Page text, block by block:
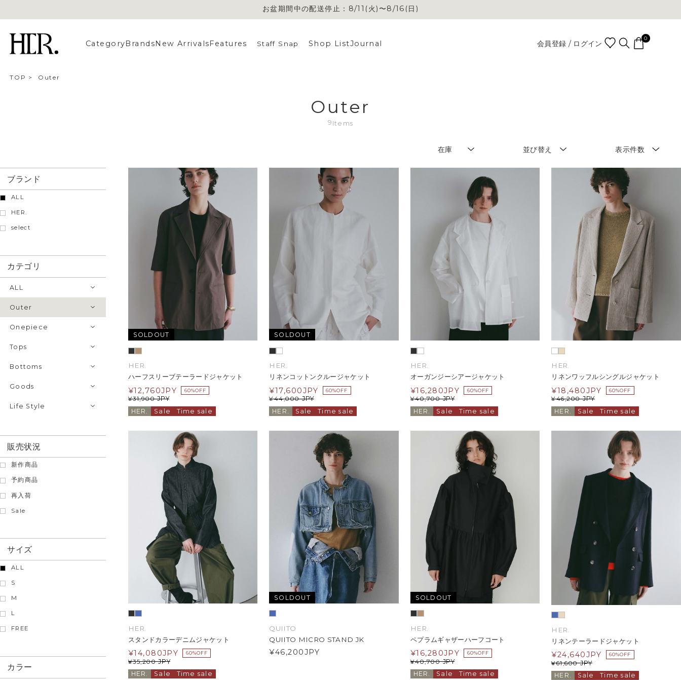
お盆期間中の配送停止：8/11(火)〜8/16(日)
お盆期間中の配送停止：8/11(火)〜8/16(日)
Category Brands New Arrivals Features Staff Snap Shop ListJournal 会員登録 / ログイン
0
TOP > Outer
Outer
9 Items
在庫 並び替え 表示件数
ブランド
ALL
HER.
select
カテゴリ
ALL
Outer
Onepiece
Tops
Bottoms
Goods
Life Style
販売状況
新作商品
予約商品
再入荷
Sale
サイズ
ALL
S
M
L
FREE
カラー
SOLDOUT
HER.
ハーフスリーブテーラードジャケット
¥31,900 JPY
¥12,760JPY 60%OFF
HER. Sale Time sale
SOLDOUT
HER.
リネンコットンクルージャケット
¥44,000 JPY
¥17,600JPY 60%OFF
HER. Sale Time sale
HER.
オーガンジーシアージャケット
¥40,700 JPY
¥16,280JPY 60%OFF
HER. Sale Time sale
HER.
リネンワッフルシングルジャケット
¥46,200 JPY
¥18,480JPY 60%OFF
HER. Sale Time sale
HER.
スタンドカラーデニムジャケット
¥35,200 JPY
¥14,080JPY 60%OFF
HER. Sale Time sale
SOLDOUT
QUIITO
QUIITO MICRO STAND JK
¥46,200JPY
SOLDOUT
HER.
ペプラムギャザーハーフコート
¥40,700 JPY
¥16,280JPY 60%OFF
HER. Sale Time sale
HER.
リネンテーラードジャケット
¥61,600 JPY
¥24,640JPY 60%OFF
HER. Sale Time sale